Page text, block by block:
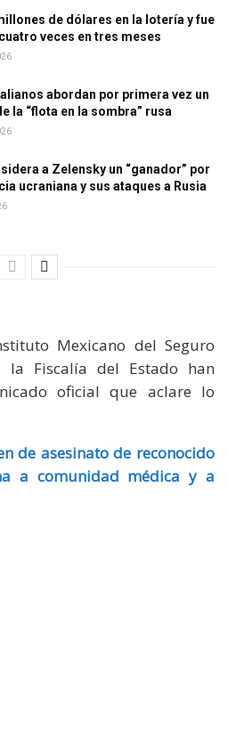
de dólares en la lotería y fue
veces en tres meses
abordan por primera vez un
la “flota en la sombra” rusa
a Zelensky un “ganador” por
ucraniana y sus ataques a Rusia
Mexicano del Seguro
la Fiscalía del Estado han
oficial que aclare lo
de asesinato de reconocido
a comunidad médica y a